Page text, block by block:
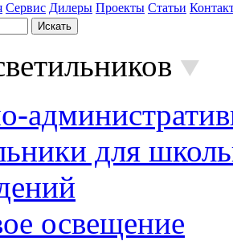
Сервис Дилеры Проекты Статьи
для
освещение